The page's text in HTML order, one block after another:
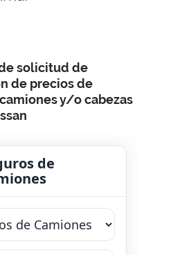
solicitud de
de precios de
y/o cabezas